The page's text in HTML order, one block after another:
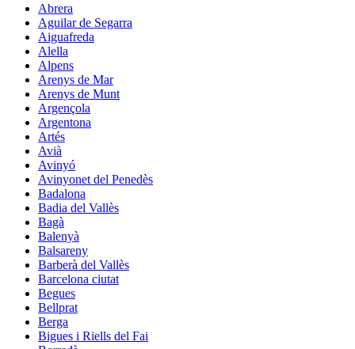
Abrera
Aguilar de Segarra
Aiguafreda
Alella
Alpens
Arenys de Mar
Arenys de Munt
Argençola
Argentona
Artés
Avià
Avinyó
Avinyonet del Penedès
Badalona
Badia del Vallès
Bagà
Balenyà
Balsareny
Barberà del Vallès
Barcelona ciutat
Begues
Bellprat
Berga
Bigues i Riells del Fai